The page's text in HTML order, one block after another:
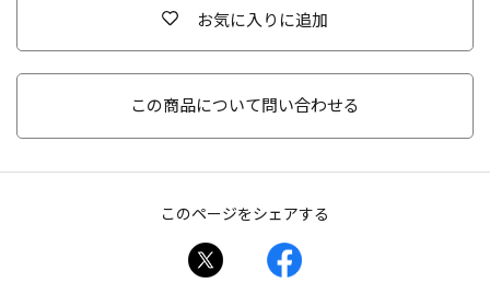
お気に入りに追加
この商品について問い合わせる
このページをシェアする